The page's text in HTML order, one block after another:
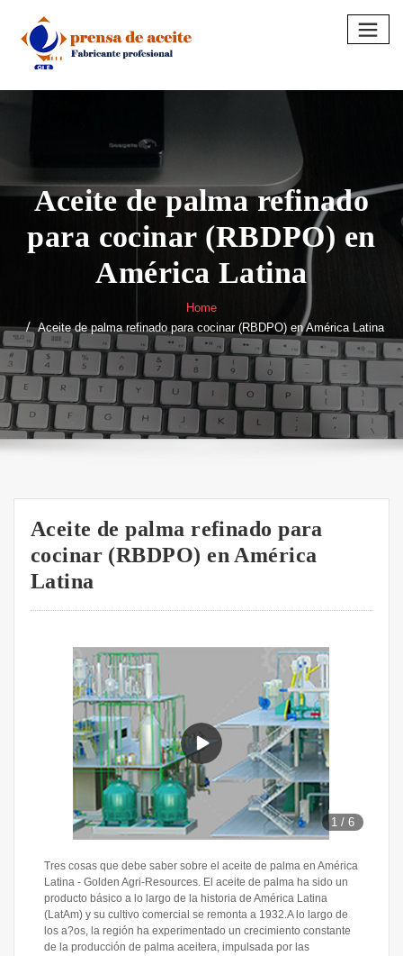
content
Aceite de palma refinado
para cocinar (RBDPO) en
América Latina
Home
Aceite de palma refinado para cocinar (RBDPO) en América Latina
Aceite de palma refinado para
cocinar (RBDPO) en América
Latina
1 /6
Tres cosas que debe saber sobre el aceite de palma en América
Latina - Golden Agri-Resources. El aceite de palma ha sido un
producto básico a lo largo de la historia de América Latina
(LatAm) y su cultivo comercial se remonta a 1932.A lo largo de
los a?os, la región ha experimentado un crecimiento constante
de la producción de palma aceitera, impulsada por las